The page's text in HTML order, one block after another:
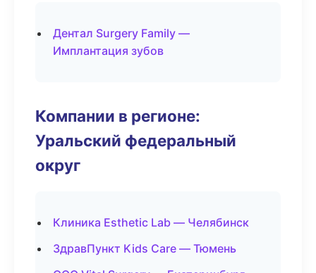
Дентал Surgery Family —
Имплантация зубов
Компании в регионе:
Уральский федеральный
округ
Клиника Esthetic Lab — Челябинск
ЗдравПункт Kids Care — Тюмень